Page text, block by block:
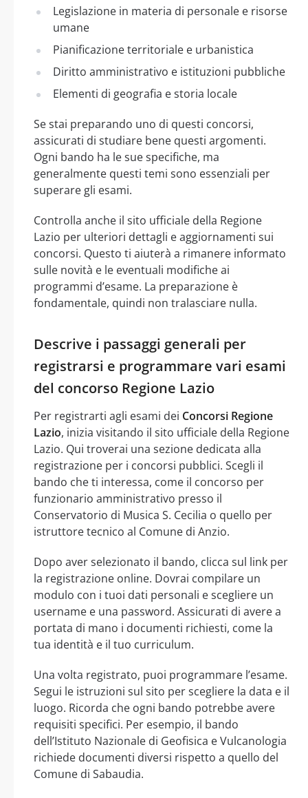
Legislazione in materia di personale e risorse
umane
Pianificazione territoriale e urbanistica
Diritto amministrativo e istituzioni pubbliche
Elementi di geografia e storia locale
Se stai preparando uno di questi concorsi,
assicurati di studiare bene questi argomenti.
Ogni bando ha le sue specifiche, ma
generalmente questi temi sono essenziali per
superare gli esami.
Controlla anche il sito ufficiale della Regione
Lazio per ulteriori dettagli e aggiornamenti sui
concorsi. Questo ti aiuterà a rimanere informato
sulle novità e le eventuali modifiche ai
programmi d’esame. La preparazione è
fondamentale, quindi non tralasciare nulla.
Descrive i passaggi generali per
registrarsi e programmare vari esami
del concorso Regione Lazio
Per registrarti agli esami dei Concorsi Regione
Lazio, inizia visitando il sito ufficiale della Regione
Lazio. Qui troverai una sezione dedicata alla
registrazione per i concorsi pubblici. Scegli il
bando che ti interessa, come il concorso per
funzionario amministrativo presso il
Conservatorio di Musica S. Cecilia o quello per
istruttore tecnico al Comune di Anzio.
Dopo aver selezionato il bando, clicca sul link per
la registrazione online. Dovrai compilare un
modulo con i tuoi dati personali e scegliere un
username e una password. Assicurati di avere a
portata di mano i documenti richiesti, come la
tua identità e il tuo curriculum.
Una volta registrato, puoi programmare l’esame.
Segui le istruzioni sul sito per scegliere la data e il
luogo. Ricorda che ogni bando potrebbe avere
requisiti specifici. Per esempio, il bando
dell’Istituto Nazionale di Geofisica e Vulcanologia
richiede documenti diversi rispetto a quello del
Comune di Sabaudia.